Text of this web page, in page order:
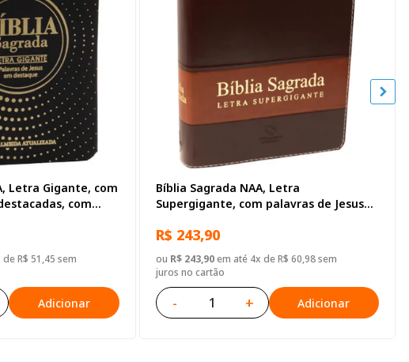
Letra Gigante, com
com
R$ 51,45 sem
Adicionar
Bíblia Sagrada NAA, Letra
Supergigante, com palavras de Jesus
Sintético Marrom
R$ 243,90
ou R$ 243,90em até 4x de R$ 60,98 sem
juros no cartão
- + Adicionar